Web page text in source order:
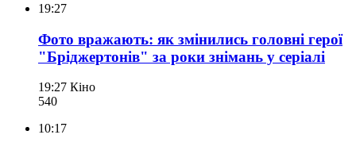
19:27
Фото вражають: як змінились головні герої
"Бріджертонів" за роки знімань у серіалі
19:27 Кіно
540
10:17